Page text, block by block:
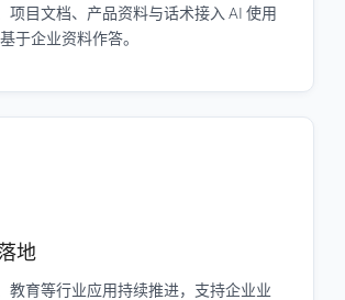
项目文档、产品资料与话术接入 AI 使用
于企业资料作答。
地
教育等行业应用持续推进，支持企业业